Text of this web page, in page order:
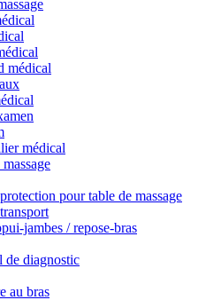
médical
médical
pour table de massage
jambes / repose-bras
de diagnostic
au bras